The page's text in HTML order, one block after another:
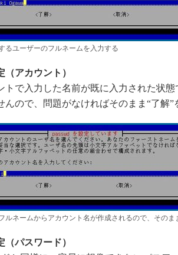
るユーザーのフルネームを入力する
アカウント）
で入力した名前が既に入力された状態
ので、問題がなければそのまま“了解”
ルネームからアカウント名が作成されるので、そのま
パスワード）